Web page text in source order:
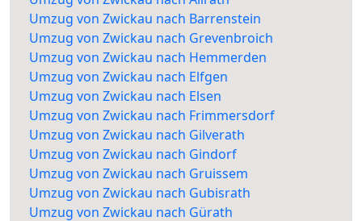
Umzug von Zwickau nach Barrenstein
Umzug von Zwickau nach Grevenbroich
Umzug von Zwickau nach Hemmerden
Umzug von Zwickau nach Elfgen
Umzug von Zwickau nach Elsen
Umzug von Zwickau nach Frimmersdorf
Umzug von Zwickau nach Gilverath
Umzug von Zwickau nach Gindorf
Umzug von Zwickau nach Gruissem
Umzug von Zwickau nach Gubisrath
Umzug von Zwickau nach Gürath